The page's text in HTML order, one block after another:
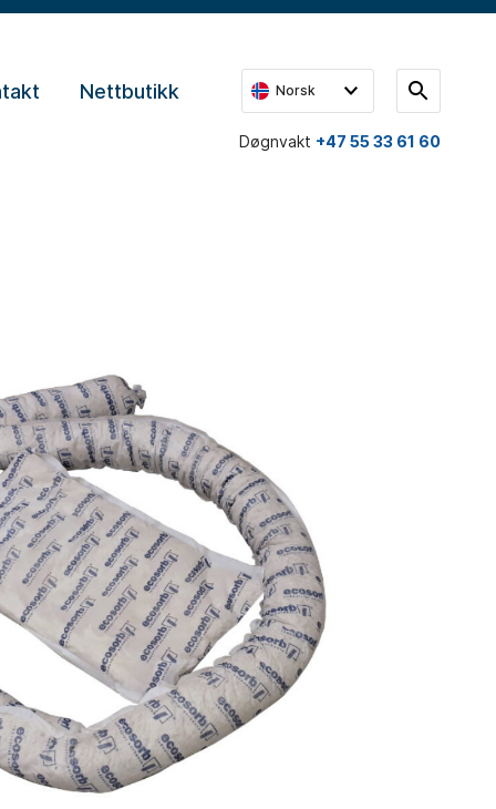
Døgnvakt +47 55 33 61 60
Nettbutikk Norsk